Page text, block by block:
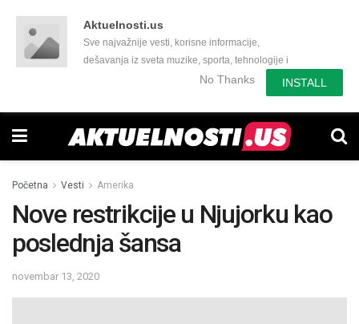
Aktuelnosti.us
Sve najvažnije vesti, korisne informacije,
dešavanja iz sveta muzike, sporta, tehnologije i
još mnogo toga zanimljivog.No Thanks INSTALL
Početna Vesti Amerika
Nove restrikcije u Njujorku kao
poslednja šansa
novembar 13, 2020